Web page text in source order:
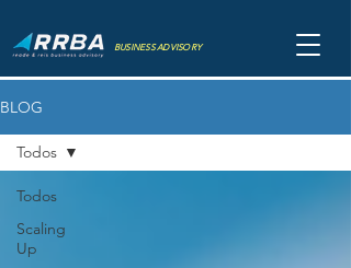
BUSINESS ADVISORY
BLOG
Todos
Scaling
Up
Todos